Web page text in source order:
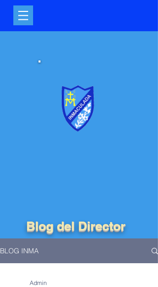
Blog del Director
BLOG INMA
Admin